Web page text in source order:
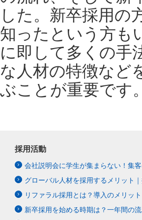
した。新卒採用の
知ったという方も
に即して多くの手
な人材の特徴など
ぶことが重要です。
採用活動
会社説明会に学生が集まらない！集
グローバル人材を採用するメリット
リファラル採用とは？導入のメリッ
新卒採用を始める時期は？一年間の